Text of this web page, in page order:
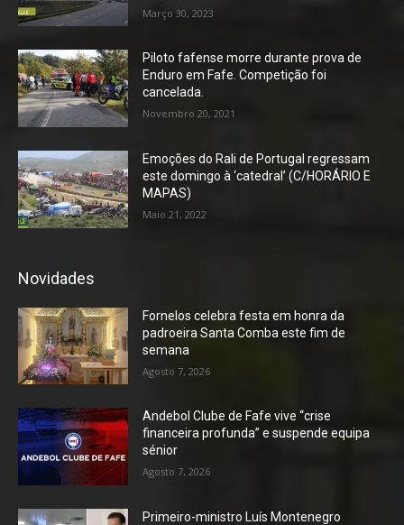
Março 30, 2023
Piloto fafense morre durante prova de
Enduro em Fafe. Competição foi
cancelada.
Novembro 20, 2021
Emoções do Rali de Portugal regressam
este domingo à ‘catedral’ (C/HORÁRIO E
MAPAS)
Maio 21, 2022
Novidades
Fornelos celebra festa em honra da
padroeira Santa Comba este fim de
semana
Agosto 7, 2026
Andebol Clube de Fafe vive “crise
financeira profunda” e suspende equipa
sénior
Agosto 7, 2026
Primeiro-ministro Luís Montenegro